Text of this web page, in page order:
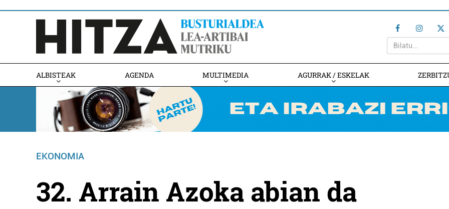
ALBISTEAK AGENDA MULTIMEDIA AGURRAK / ESKELAK
EKONOMIA
32. Arrain Azoka abian da